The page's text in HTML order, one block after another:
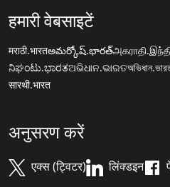
हमारी वेबसाइटें
मराठी.भारतఅమర్కోష్.భారత్
ನಿಘಂಟು.ಭಾರತଅଭିଧାନ.ଭାରତ
सारथी.भारत
अनुसरण करें
एक्स (ट्विटर) लिंक्डइन